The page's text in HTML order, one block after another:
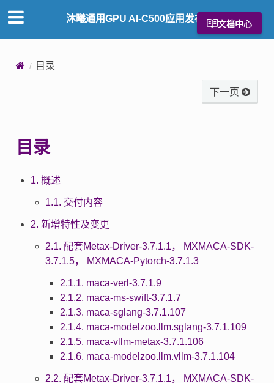
沐曦通用GPU AI-C500应用发布说明
目录
下一页
目录
1. 概述
1.1. 交付内容
2. 新增特性及变更
2.1. 配套Metax-Driver-3.7.1.1， MXMACA-SDK-
3.7.1.5， MXMACA-Pytorch-3.7.1.3
2.1.1. maca-verl-3.7.1.9
2.1.2. maca-ms-swift-3.7.1.7
2.1.3. maca-sglang-3.7.1.107
2.1.4. maca-modelzoo.llm.sglang-3.7.1.109
2.1.5. maca-vllm-metax-3.7.1.106
2.1.6. maca-modelzoo.llm.vllm-3.7.1.104
2.2. 配套Metax-Driver-3.7.1.1， MXMACA-SDK-
文档中心